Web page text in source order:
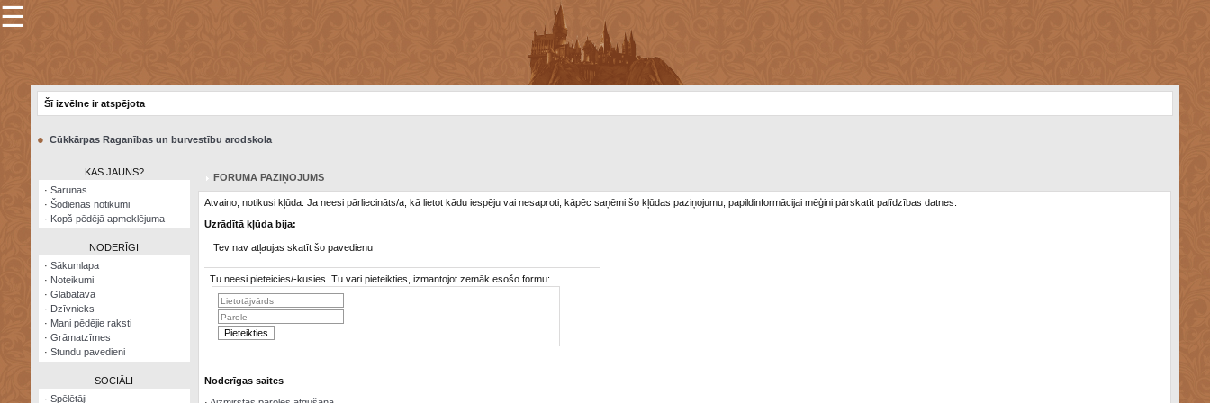
×
Šodienas
Visatcera
almanahs
☰
Šī izvēlne ir atspējota
● Cūkkārpas Raganības un burvestību arodskola
KAS JAUNS?
· Sarunas
· Šodienas notikumi
· Kopš pēdējā apmeklējuma
NODERĪGI
· Sākumlapa
· Noteikumi
· Glabātava
· Dzīvnieks
· Mani pēdējie raksti
· Grāmatzīmes
· Stundu pavedieni
SOCIĀLI
· Spēlētāji
FORUMA PAZIŅOJUMS
Atvaino, notikusi kļūda. Ja neesi pārliecināts/a, kā lietot kādu iespēju vai nesaproti, kāpēc saņēmi šo kļūdas paziņojumu, papildinformācijai mēģini pārskatīt palīdzības datnes.
Uzrādītā kļūda bija:
Tev nav atļaujas skatīt šo pavedienu
Tu neesi pieteicies/-kusies. Tu vari pieteikties, izmantojot zemāk esošo formu:
Noderīgas saites